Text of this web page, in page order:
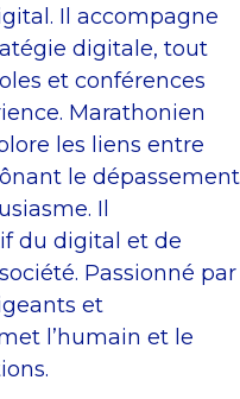
Il accompagne
digitale, tout
et conférences
Marathonien
les liens entre
le dépassement
Il
du digital et de
Passionné par
et
l’humain et le